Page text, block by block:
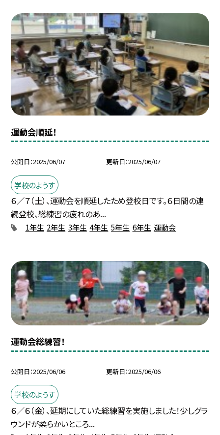
運動会順延！
公開日 2025/06/07 更新日 2025/06/07
学校のようす
６／７（土）、運動会を順延したため登校日です。６日間の連
続登校、総練習の疲れのあ...
1年生 2年生 3年生 4年生 5年生 6年生 運動会
運動会総練習！
公開日 2025/06/06 更新日 2025/06/06
学校のようす
６／６（金）、延期にしていた総練習を実施しました！少しグラ
ウンドが柔らかいところ...